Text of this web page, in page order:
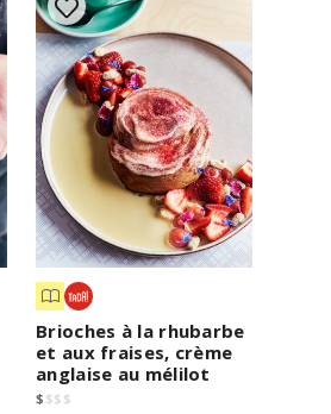
Brioches à la rhubarbe
et aux fraises, crème
anglaise au mélilot
$ $$ $